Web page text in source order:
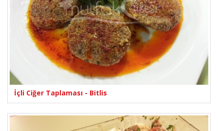
İçli Ciğer Taplaması - Bitlis